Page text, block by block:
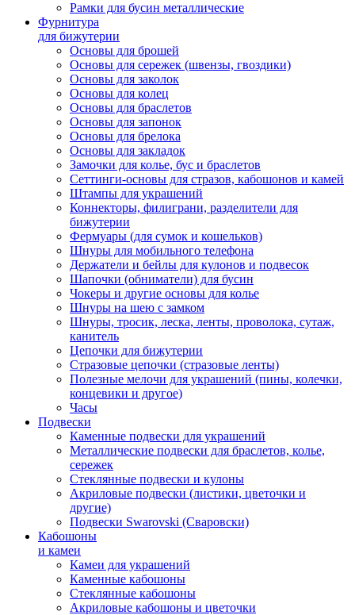
Рамки для бусин металлические
Фурнитура
для бижутерии
Основы для брошей
Основы для сережек (швензы, гвоздики)
Основы для заколок
Основы для колец
Основы для браслетов
Основы для запонок
Основы для брелока
Основы для закладок
Замочки для колье, бус и браслетов
Сеттинги-основы для стразов, кабошонов и камей
Штампы для украшений
Коннекторы, филиграни, разделители для
бижутерии
Фермуары (для сумок и кошельков)
Шнуры для мобильного телефона
Держатели и бейлы для кулонов и подвесок
Шапочки (обниматели) для бусин
Чокеры и другие основы для колье
Шнуры на шею с замком
Шнуры, тросик, леска, ленты, проволока, сутаж,
канитель
Цепочки для бижутерии
Стразовые цепочки (стразовые ленты)
Полезные мелочи для украшений (пины, колечки,
концевики и другое)
Часы
Подвески
Каменные подвески для украшений
Металлические подвески для браслетов, колье,
сережек
Стеклянные подвески и кулоны
Акриловые подвески (листики, цветочки и
другие)
Подвески Swarovski (Сваровски)
Кабошоны
и камеи
Камеи для украшений
Каменные кабошоны
Стеклянные кабошоны
Акриловые кабошоны и цветочки